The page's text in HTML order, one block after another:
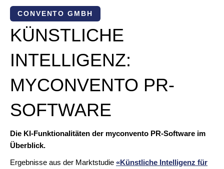
CONVENTO GMBH
KÜNSTLICHE
INTELLIGENZ:
MYCONVENTO PR-
SOFTWARE
Die KI-Funktionalitäten der myconvento PR-Software im
Überblick.
Ergebnisse aus der Marktstudie «Künstliche Intelligenz für